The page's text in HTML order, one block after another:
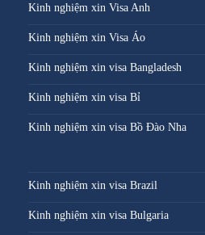
Kinh nghiệm xin Visa Anh
Kinh nghiệm xin Visa Áo
Kinh nghiệm xin visa Bangladesh
Kinh nghiệm xin visa Bỉ
Kinh nghiệm xin visa Bồ Đào Nha
Kinh nghiệm xin visa Brazil
Kinh nghiệm xin visa Bulgaria